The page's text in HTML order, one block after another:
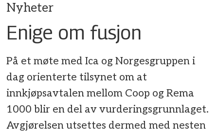
Nyheter
Enige om fusjon
På et møte med Ica og Norgesgruppen i
dag orienterte tilsynet om at
innkjøpsavtalen mellom Coop og Rema
1000 blir en del av vurderingsgrunnlaget.
Avgjørelsen utsettes dermed med nesten